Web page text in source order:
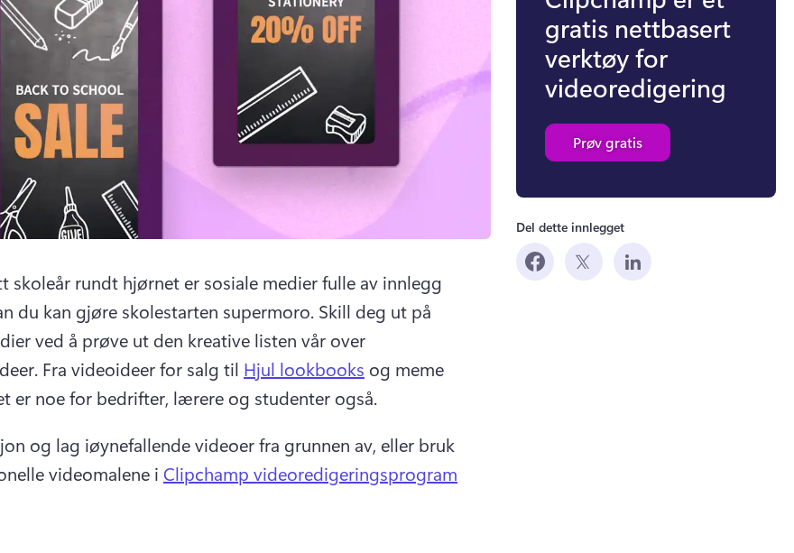
skoleår rundt hjørnet er sosiale medier fulle av innlegg
du kan gjøre skolestarten supermoro. Skill deg ut på
ved å prøve ut den kreative listen vår over
Fra videoideer for salg til Hjul lookbooks og meme
er noe for bedrifter, lærere og studenter også.
og lag iøynefallende videoer fra grunnen av, eller bruk
videomalene i Clipchamp videoredigeringsprogram
gratis nettbasert
verktøy for
videoredigering
Prøv gratis
Del dette innlegget